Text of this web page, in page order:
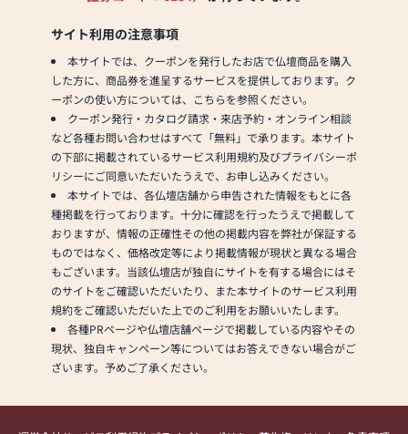
サイト利用の注意事項
本サイトでは、クーポンを発行したお店で仏壇商品を購入
した方に、商品券を進呈するサービスを提供しております。ク
ーポンの使い方については、こちらを参照ください。
クーポン発行・カタログ請求・来店予約・オンライン相談
など各種お問い合わせはすべて「無料」で承ります。本サイト
の下部に掲載されているサービス利用規約及びプライバシーポ
リシーにご同意いただいたうえで、お申し込みください。
本サイトでは、各仏壇店舗から申告された情報をもとに各
種掲載を行っております。十分に確認を行ったうえで掲載して
おりますが、情報の正確性その他の掲載内容を弊社が保証する
ものではなく、価格改定等により掲載情報が現状と異なる場合
もございます。当該仏壇店が独自にサイトを有する場合にはそ
のサイトをご確認いただいたり、また本サイトのサービス利用
規約をご確認いただいた上でのご利用をお願いいたします。
各種PRページや仏壇店舗ページで掲載している内容やその
現状、独自キャンペーン等についてはお答えできない場合がご
ざいます。予めご了承ください。